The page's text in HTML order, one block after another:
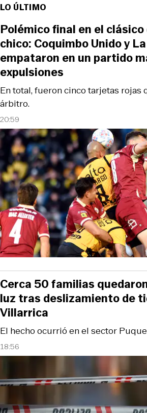
LO ÚLTIMO
20:59
En total, fueron cinco tarjetas rojas
árbitro.
Polémico final en el
chico: Coquimbo Unido y
empataron en un partido
expulsiones
18:56
El hecho ocurrió en el sector
Cerca 50 familias
luz tras deslizamiento de
Villarrica